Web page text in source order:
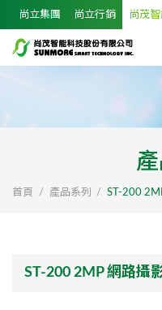
尚立集團 尚立行銷 尚茂
首頁 產品系列 ST-200
ST-200 2MP 網路攝